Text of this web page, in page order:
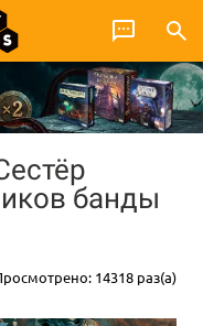
банды
14318 раз(а)